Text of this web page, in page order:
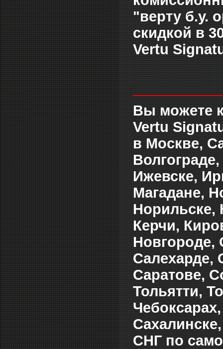
"верту б.у.
скидкой в
Vertu
Вы можете
Vertu
в Москве,
Ижевске,
Магадане,
Норильске,
Керчи,
Новгороде,
Салехарде,
Саратове,
Тольятти,
СНГ по